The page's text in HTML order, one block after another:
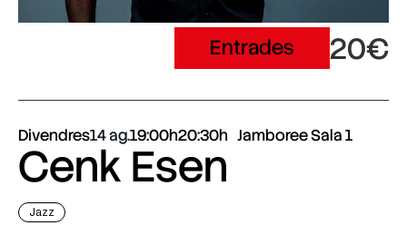
Entrades 20€
Divendres14 ag.19:00h20:30h Jamboree Sala 1
Cenk Esen
Jazz